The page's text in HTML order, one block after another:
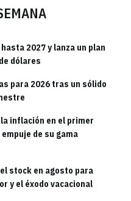
2027 y lanza un plan
dólares
para 2026 tras un sólido
inflación en el primer
de su gama
stock en agosto para
y el éxodo vacacional